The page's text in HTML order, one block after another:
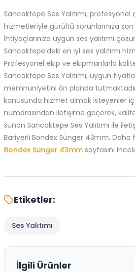
Sancaktepe Ses Yalıtımı,
hizmetleriyle gürültü sorunlarınıza
İhtiyaçlarınıza uygun ses yalıtımı
Sancaktepe’deki en iyi ses yalıtımı
Profesyonel ekip ve ekipmanlarla
Sancaktepe Ses Yalıtımı, uygun
memnuniyetini ön planda tutmaktadır.
konusunda hizmet almak isteyenler
numarasından iletişime geçerek,
sunan Sancaktepe Ses Yalıtımı ile
Bariyerli Bondex Sünger 43mm. Daha
Bondex Sünger 43mm sayfasını
Etiketler:
Ses Yalıtımı
İlgili Ürünler